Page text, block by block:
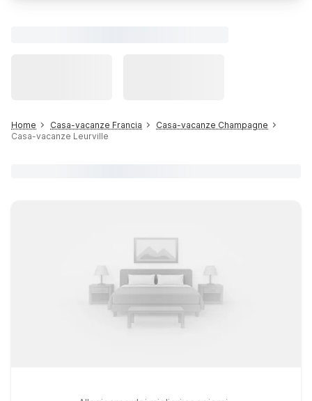
Home Casa-vacanze Francia
Casa-vacanze Champagne
Casa-vacanze Leurville